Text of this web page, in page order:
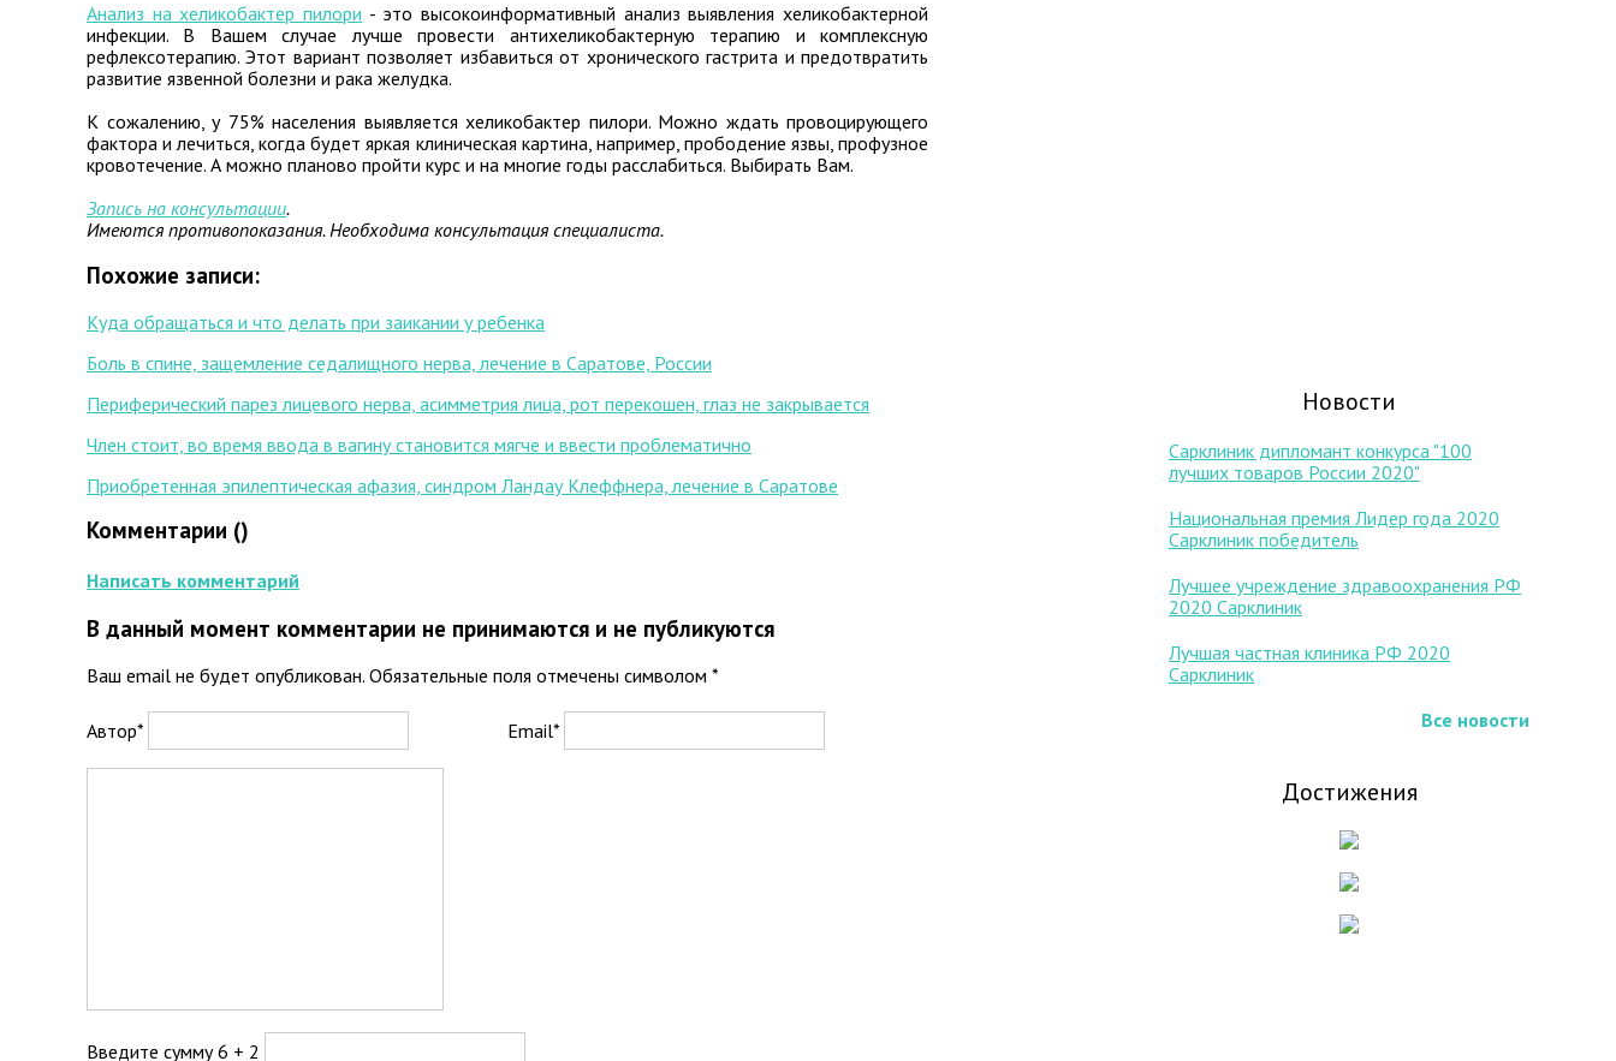
Анализ на хеликобактер пилори - это высокоинформативный анализ выявления хеликобактерной
инфекции. В Вашем случае лучше провести антихеликобактерную терапию и комплексную
рефлексотерапию. Этот вариант позволяет избавиться от хронического гастрита и предотвратить
развитие язвенной болезни и рака желудка.
К сожалению, у 75% населения выявляется хеликобактер пилори. Можно ждать провоцирующего
фактора и лечиться, когда будет яркая клиническая картина, например, прободение язвы, профузное
кровотечение. А можно планово пройти курс и на многие годы расслабиться. Выбирать Вам.
Запись на консультации.
Имеются противопоказания. Необходима консультация специалиста.
Похожие записи:
Куда обращаться и что делать при заикании у ребенка
Боль в спине, защемление седалищного нерва, лечение в Саратове, России
Периферический парез лицевого нерва, асимметрия лица, рот перекошен, глаз не закрывается
Член стоит, во время ввода в вагину становится мягче и ввести проблематично
Приобретенная эпилептическая афазия, синдром Ландау Клеффнера, лечение в Саратове
Комментарии ()
Написать комментарий
В данный момент комментарии не принимаются и не публикуются
Ваш email не будет опубликован. Обязательные поля отмечены символом *
Автор* Email*
Введите сумму 6 + 2
Новости
Сарклиник дипломант конкурса "100
лучших товаров России 2020"
Национальная премия Лидер года 2020
Сарклиник победитель
Лучшее учреждение здравоохранения РФ
2020 Сарклиник
Лучшая частная клиника РФ 2020
Сарклиник
Все новости
Достижения